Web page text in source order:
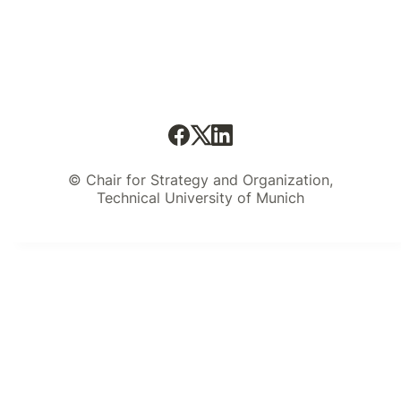
© Chair for Strategy and Organization,
Technical University of Munich